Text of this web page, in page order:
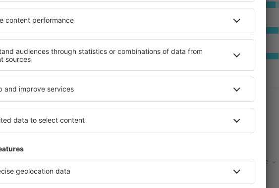
Hotellbase:
Veldig bra
Denne vurderinger er automatisk oversatt from French. Vis kilde